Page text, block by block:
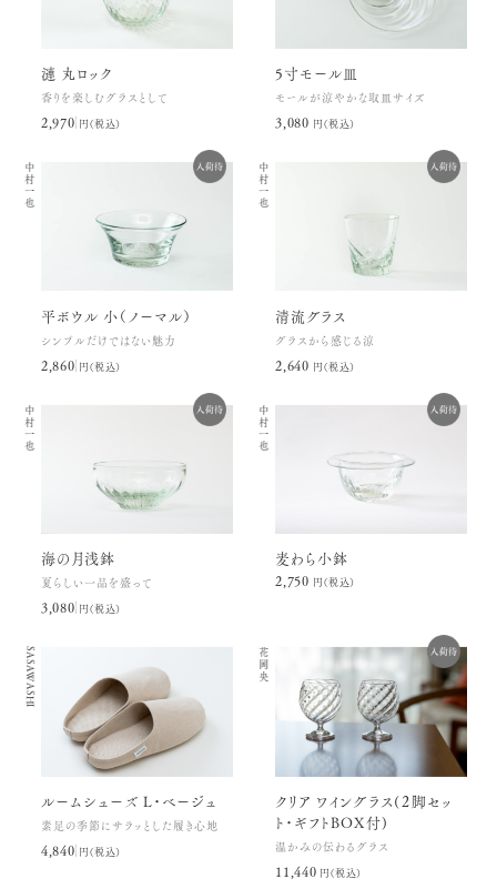
漣 丸ロック
香りを楽しむグラスとして
2,970円(税込)
5寸モール皿
モールが涼やかな取皿サイズ
3,080円(税込)
中村一也
平ボウル 小（ノーマル）
シンプルだけではない魅力
2,860円(税込)
中村一也
清流グラス
グラスから感じる涼
2,640円(税込)
中村一也
海の月浅鉢
夏らしい一品を盛って
3,080円(税込)
中村一也
麦わら小鉢
2,750円(税込)
SASAWASHI
ルームシューズ L・ベージュ
素足の季節にサラッとした履き心地
4,840円(税込)
花岡央
クリア ワイングラス(２脚セッ
ト・ギフトBOX付)
温かみの伝わるグラス
11,440円(税込)